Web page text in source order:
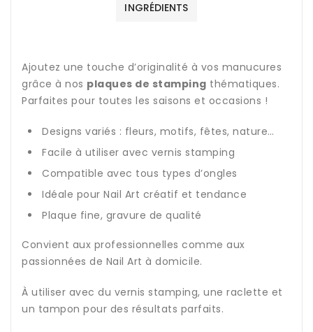
INGRÉDIENTS
Ajoutez une touche d’originalité à vos manucures
grâce à nos plaques de stamping thématiques.
Parfaites pour toutes les saisons et occasions !
Designs variés : fleurs, motifs, fêtes, nature…
Facile à utiliser avec vernis stamping
Compatible avec tous types d’ongles
Idéale pour Nail Art créatif et tendance
Plaque fine, gravure de qualité
Convient aux professionnelles comme aux
passionnées de Nail Art à domicile.
À utiliser avec du vernis stamping, une raclette et
un tampon pour des résultats parfaits.